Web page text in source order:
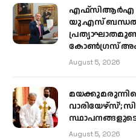
എഫ്‌സിആർഎ
യു.എസ്
കോൺഗ്രസ്
August 5, 2026
വാരിയേഴ്‌സ്’;
August 5, 2026